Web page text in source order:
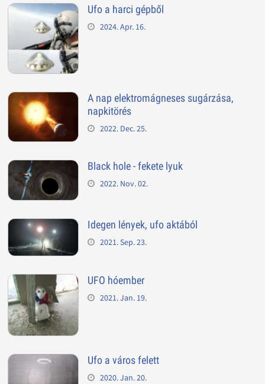
Ufo a harci gépből
2024. Apr. 16.
A nap elektromágneses sugárzása,
napkitörés
2022. Dec. 25.
Black hole - fekete lyuk
2022. Nov. 02.
Idegen lények, ufo aktából
2021. Sep. 23.
UFO hóember
2021. Jan. 19.
Ufo a város felett
2020. Jan. 20.